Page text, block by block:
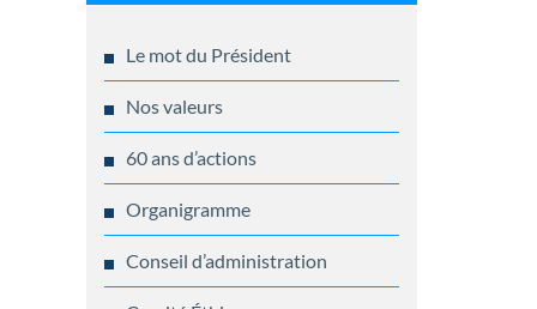
Le mot du Président
Nos valeurs
60 ans d’actions
Organigramme
Conseil d’administration